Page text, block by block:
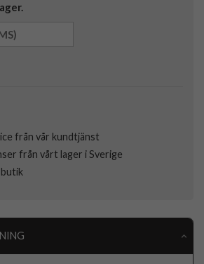
från vår kundtjänst
från vårt lager i Sverige